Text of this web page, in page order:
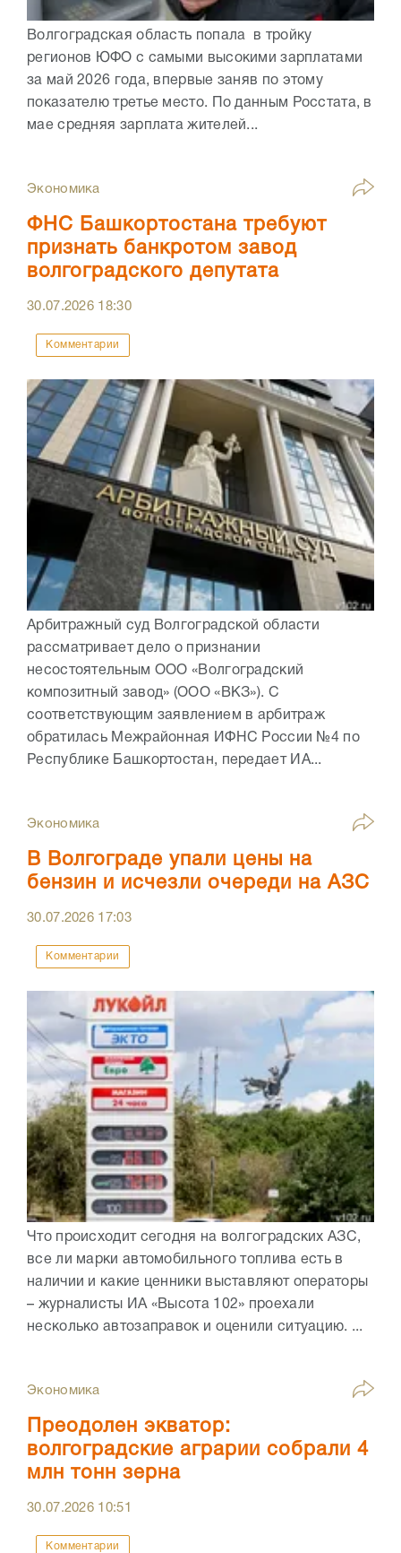
Волгоградская область попала в тройку
регионов ЮФО с самыми высокими зарплатами
за май 2026 года, впервые заняв по этому
показателю третье место. По данным Росстата, в
мае средняя зарплата жителей...
Экономика
ФНС Башкортостана требуют
признать банкротом завод
волгоградского депутата
30.07.2026 18:30
Комментарии
Арбитражный суд Волгоградской области
рассматривает дело о признании
несостоятельным ООО «Волгоградский
композитный завод» (ООО «ВКЗ»). С
соответствующим заявлением в арбитраж
обратилась Межрайонная ИФНС России №4 по
Республике Башкортостан, передает ИА...
Экономика
В Волгограде упали цены на
бензин и исчезли очереди на АЗС
30.07.2026 17:03
Комментарии
Что происходит сегодня на волгоградских АЗС,
все ли марки автомобильного топлива есть в
наличии и какие ценники выставляют операторы
– журналисты ИА «Высота 102» проехали
несколько автозаправок и оценили ситуацию. ...
Экономика
Преодолен экватор:
волгоградские аграрии собрали 4
млн тонн зерна
30.07.2026 10:51
Комментарии